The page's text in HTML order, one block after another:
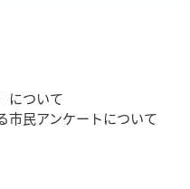
について
市民アンケートについて